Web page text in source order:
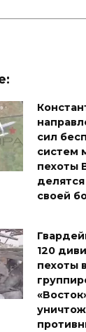
сил
систем
пехоты
своей
120
пехоты